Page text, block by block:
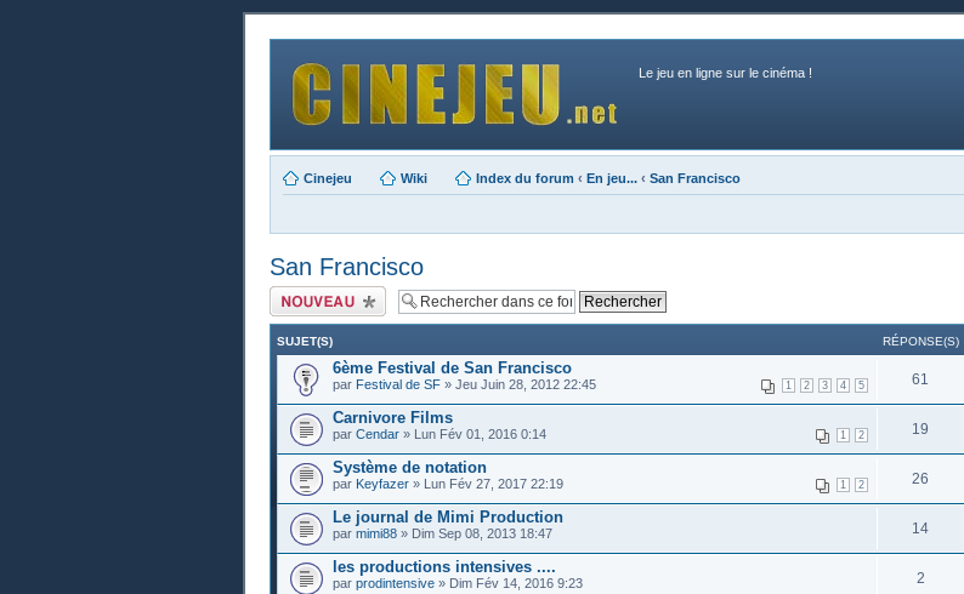
Le jeu en ligne sur le cinéma !
Cinejeu Wiki Index du forum ‹ En jeu... ‹ San Francisco
San Francisco
Publier un nouveau
sujet
SUJET(S) RÉPONSE(S)
6ème Festival de San Francisco
1 2 3 4 5
par Festival de SF » Jeu Juin 28, 2012 22:45 61
Carnivore Films
1 2
par Cendar » Lun Fév 01, 2016 0:14 19
Système de notation
1 2
par Keyfazer » Lun Fév 27, 2017 22:19 26
Le journal de Mimi Production
par mimi88 » Dim Sep 08, 2013 18:47 14
les productions intensives ....
par prodintensive » Dim Fév 14, 2016 9:23 2